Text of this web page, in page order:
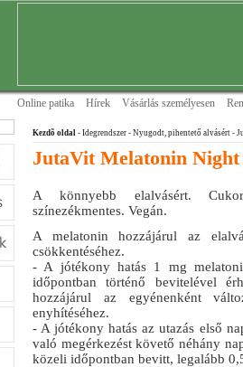
Online patika Hírek Vásárlás személyesen
Kezdõ oldal - Idegrendszer - Nyugodt, pihentető alvásért -
JutaVit Melatonin Night
A könnyebb elalvásért.
színezékmentes. Vegán.
A melatonin hozzájárul az
csökkentéséhez.
- A jótékony hatás 1 mg
időpontban történő bevitelével
hozzájárul az egyénenként
enyhítéséhez.
- A jótékony hatás az utazás első
való megérkezést követő néhány
közeli időpontban bevitt, legalább